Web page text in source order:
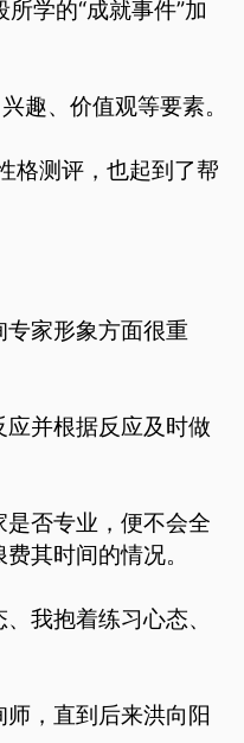
学的“成就事件”加
趣、价值观等要素。
格测评，也起到了帮
家形象方面很重
并根据反应及时做
否专业，便不会全
其时间的情况。
我抱着练习心态、
，直到后来洪向阳